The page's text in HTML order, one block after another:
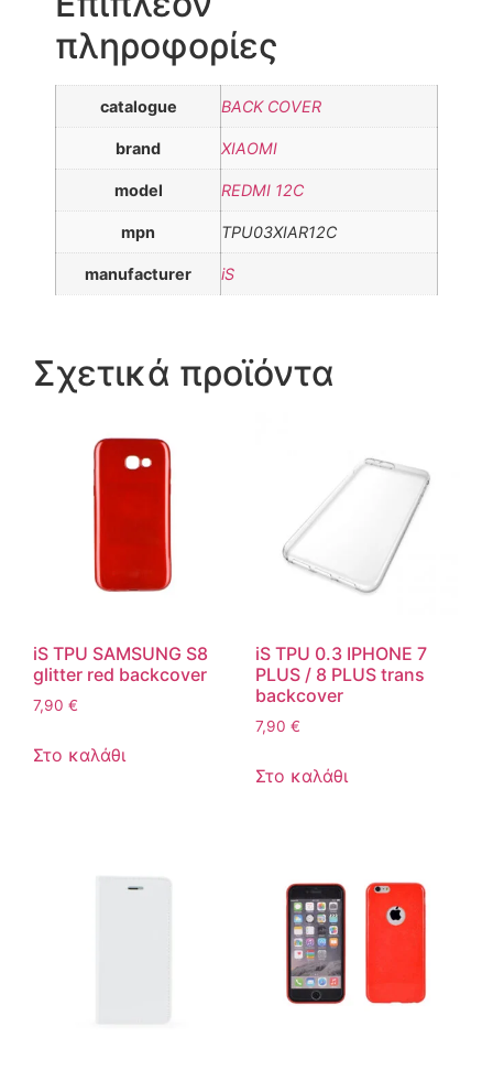
πληροφορίες
catalogue BACK COVER
brand XIAOMI
model REDMI 12C
mpn TPU03XIAR12C
manufacturer iS
Σχετικά προϊόντα
iS TPU SAMSUNG S8
glitter red backcover
7,90 €
Στο καλάθι
iS TPU 0.3 IPHONE 7
PLUS / 8 PLUS trans
backcover
7,90 €
Στο καλάθι